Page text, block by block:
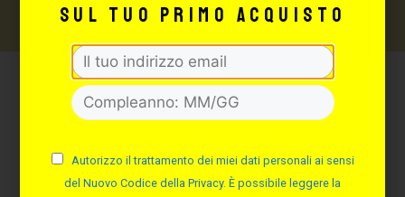
Potrebbe interessarti
sul tuo primo acquisto
Autorizzo il trattamento dei miei dati personali ai sensi
del Nuovo Codice della Privacy. È possibile leggere la